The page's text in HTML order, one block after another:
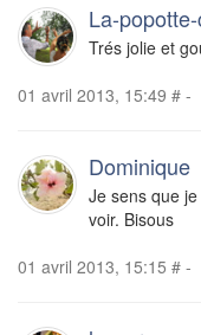
La-
Trés jolie et
01 avril 2013, 15:49 # -
Dominique
Je sens que
voir. Bisous
01 avril 2013, 15:15 # -